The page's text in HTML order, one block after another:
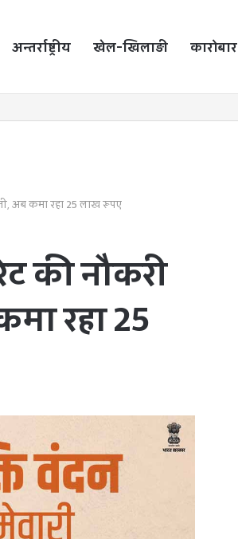
अन्तर्राष्ट्रीय खेल-खिलाड़ी कारोबार
अब कमा रहा 25 लाख रूपए
की नौकरी
रहा 25